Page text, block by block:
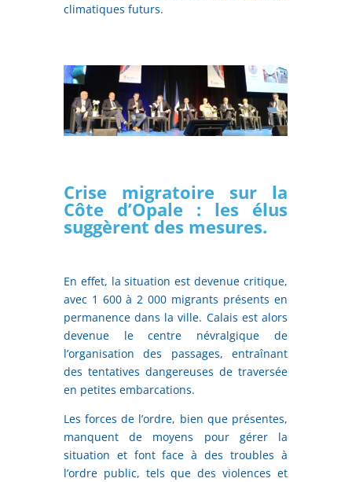
climatiques futurs.
Crise migratoire sur la
Côte d’Opale : les élus
suggèrent des mesures.
En effet, la situation est devenue critique,
avec 1 600 à 2 000 migrants présents en
permanence dans la ville. Calais est alors
devenue le centre névralgique de
l’organisation des passages, entraînant
des tentatives dangereuses de traversée
en petites embarcations.
Les forces de l’ordre, bien que présentes,
manquent de moyens pour gérer la
situation et font face à des troubles à
l’ordre public, tels que des violences et